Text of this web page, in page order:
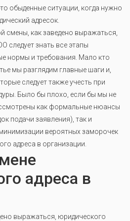
обыденные ситуации, когда нужно
адресок.
смены, как заведено выражаться,
следует знать все этапы
нормы и требования. Мало кто
мы разглядим главные шаги и,
следует также учесть при
Было бы плохо, если бы мы не
как формальные нюансы
подачи заявления), так и
вероятных заморочек
адреса в организации.
адреса в
выражаться, юридического